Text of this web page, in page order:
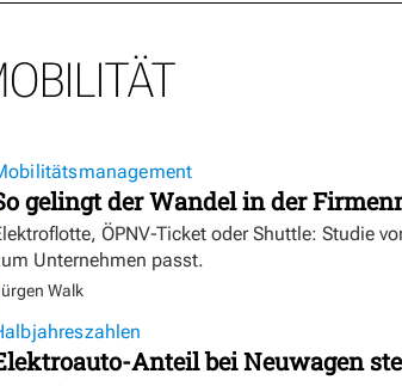
gelingt der Wandel in der
ÖPNV-Ticket oder Shuttle: Studie
Unternehmen passt.
Walk
Anteil bei Neuwagen